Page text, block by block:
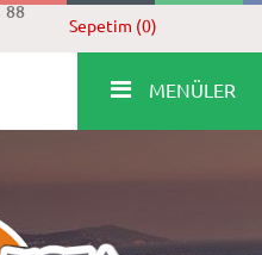
88
Sepetim (0)
MENÜLER